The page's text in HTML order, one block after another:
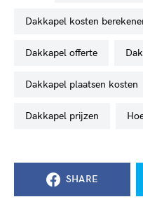
dakkapel kosten
dakkapel offerte
dakkapel plaatsen kosten
dakkapel prijzen
SHARE